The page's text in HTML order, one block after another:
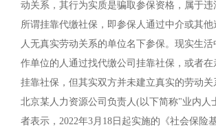
动关系，其行为实质是骗取参保资格，属于违
所谓挂靠代缴社保，即参保人通过中介或其他
人无真实劳动关系的单位名下参保。现实生
作单位的人通过找代缴公司挂靠社保，或者在
挂靠社保，但其实双方并未建立真实的劳动关
北京某人力资源公司负责人(以下简称"业内人
者表示，2022年3月18日起实施的《社会保险